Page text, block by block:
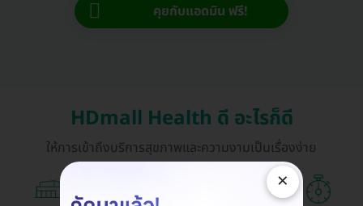
คุยกับแอดมิน ฟรี!
HDmall Health ดี อะไรก็ดี
ให้การเข้าถึงบริการสุขภาพและความงามเป็นเรื่องง่าย
×